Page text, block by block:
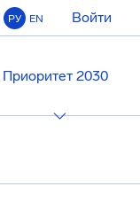
РУ EN Войти
Приоритет 2030